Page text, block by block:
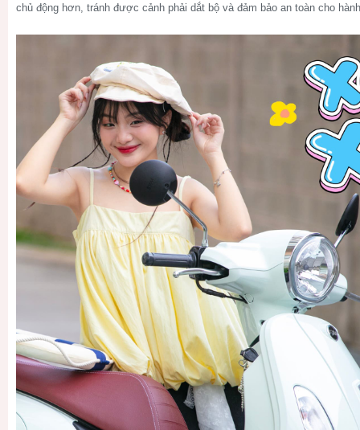
chủ động hơn, tránh được cảnh phải dắt bộ và đảm bảo an toàn cho